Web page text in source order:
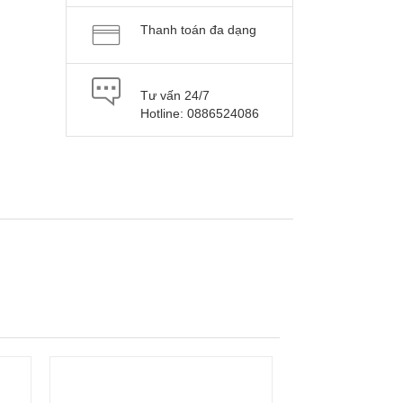
Thanh toán đa dạng
Tư vấn 24/7
Hotline: 0886524086